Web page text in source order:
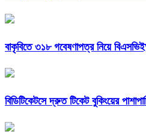
বাকৃবিতে ৩১৮ গবেষণাপত্র নিয়ে
বিডিটিকেটসে দ্রুত টিকেট বুকিংয়ের